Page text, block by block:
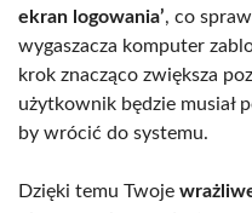
ekran logowania’, co
wygaszacza komputer
krok znacząco zwiększa
użytkownik będzie musiał
by wrócić do systemu.
Dzięki temu Twoje